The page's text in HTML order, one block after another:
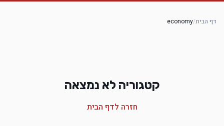
דף הבית/
economy
קטגוריה לא נמצאה
חזרה לדף הבית